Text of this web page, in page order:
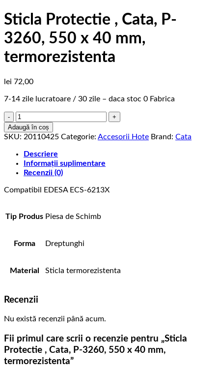
Sticla Protectie , Cata, P-
3260, 550 x 40 mm,
termorezistenta
lei 72,00
7-14 zile lucratoare / 30 zile – daca stoc 0 Fabrica
Cantitate
Sticla
Protectie
Cata,
P-
3260,
x
termorezistenta
Adaugă în coș
SKU: 20110425 Categorie: Accesorii Hote Brand: Cata
Descriere
Informații suplimentare
Recenzii (0)
Compatibil EDESA ECS-6213X
Tip Produs Piesa de Schimb
Forma Dreptunghi
Material Sticla termorezistenta
Recenzii
Nu există recenzii până acum.
Fii primul care scrii o recenzie pentru „Sticla
Protectie , Cata, P-3260, 550 x 40 mm,
termorezistenta”